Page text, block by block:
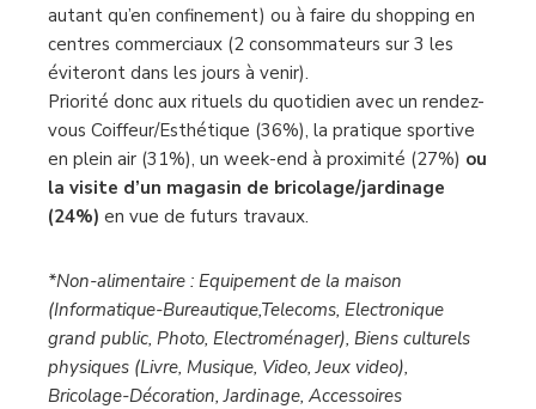
autant qu’en confinement) ou à faire du shopping en
centres commerciaux (2 consommateurs sur 3 les
éviteront dans les jours à venir).
Priorité donc aux rituels du quotidien avec un rendez-
vous Coiffeur/Esthétique (36%), la pratique sportive
en plein air (31%), un week-end à proximité (27%) ou
la visite d’un magasin de bricolage/jardinage
(24%) en vue de futurs travaux.
*Non-alimentaire : Equipement de la maison
(Informatique-Bureautique,Telecoms, Electronique
grand public, Photo, Electroménager), Biens culturels
physiques (Livre, Musique, Video, Jeux video),
Bricolage-Décoration, Jardinage, Accessoires